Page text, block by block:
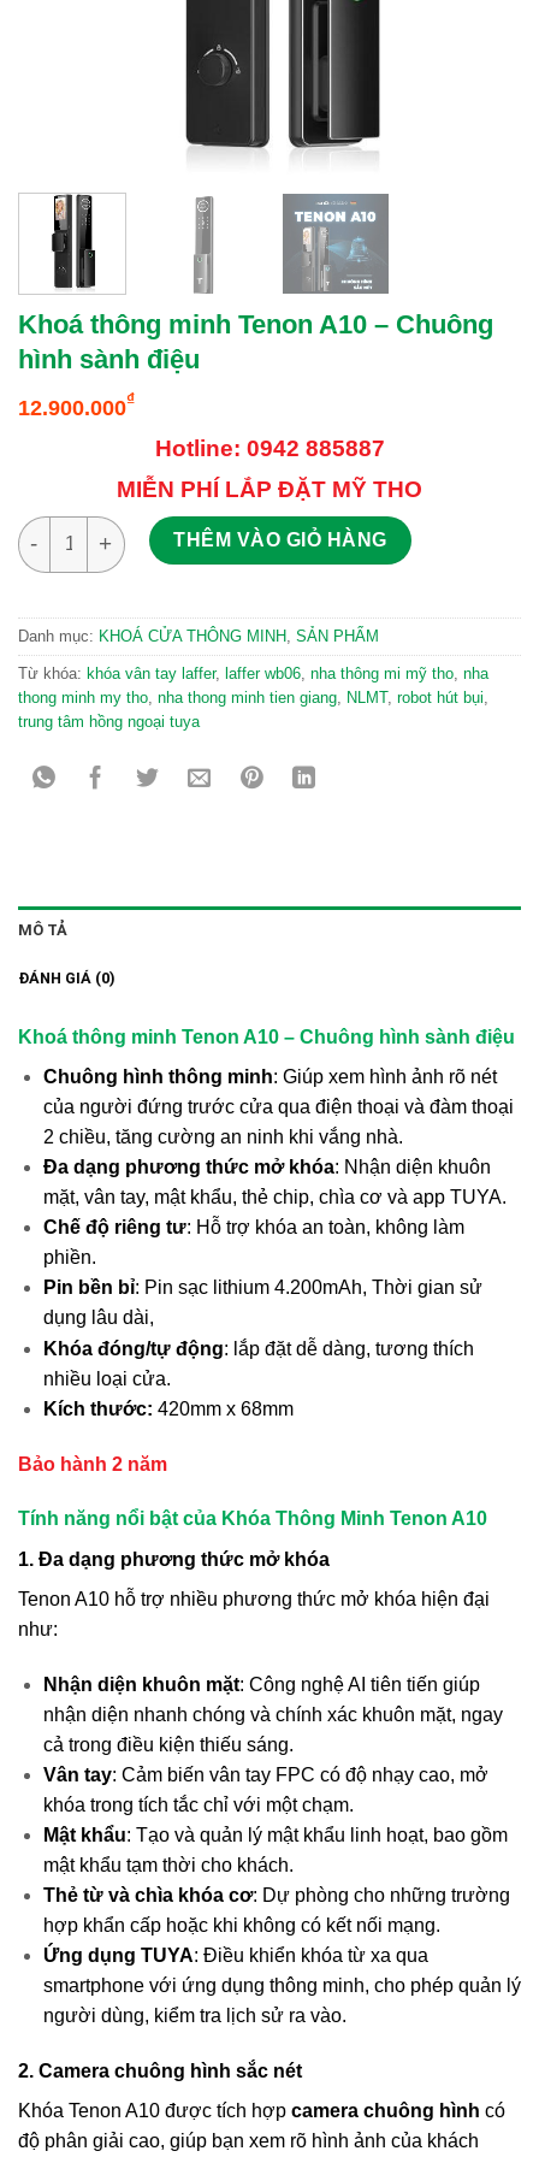
Khoá thông minh Tenon A10 – Chuông
hình sành điệu
12.900.000₫
Hotline: 0942 885887
MIỄN PHÍ LẮP ĐẶT MỸ THO
Khoá thông minh Tenon A10 – Chuông hình sành điệu số
THÊM VÀO GIỎ HÀNG
Danh mục: KHOÁ CỬA THÔNG MINH SẢN PHẨM
Từ khóa: khóa vân tay laffer, laffer wb06 nha thông mi mỹ tho nha
thong minh my tho nha thong minh tien giang NLMT, robot hút bụi
trung tâm hồng ngoại tuya
MÔ TẢ
ĐÁNH GIÁ (0)
Khoá thông minh Tenon A10 – Chuông hình sành điệu
Chuông hình thông minh: Giúp xem hình ảnh rõ nét
của người đứng trước cửa qua điện thoại và đàm thoại
2 chiều, tăng cường an ninh khi vắng nhà.
Đa dạng phương thức mở khóa: Nhận diện khuôn
mặt, vân tay, mật khẩu, thẻ chip, chìa cơ và app TUYA.
Chế độ riêng tư: Hỗ trợ khóa an toàn, không làm
phiền.
Pin bền bỉ: Pin sạc lithium 4.200mAh, Thời gian sử
dụng lâu dài,
Khóa đóng/tự động: lắp đặt dễ dàng, tương thích
nhiều loại cửa.
Kích thước: 420mm x 68mm
Bảo hành 2 năm
Tính năng nổi bật của Khóa Thông Minh Tenon A10
1. Đa dạng phương thức mở khóa
Tenon A10 hỗ trợ nhiều phương thức mở khóa hiện đại
như:
Nhận diện khuôn mặt: Công nghệ AI tiên tiến giúp
nhận diện nhanh chóng và chính xác khuôn mặt, ngay
cả trong điều kiện thiếu sáng.
Vân tay: Cảm biến vân tay FPC có độ nhạy cao, mở
khóa trong tích tắc chỉ với một chạm.
Mật khẩu: Tạo và quản lý mật khẩu linh hoạt, bao gồm
mật khẩu tạm thời cho khách.
Thẻ từ và chìa khóa cơ: Dự phòng cho những trường
hợp khẩn cấp hoặc khi không có kết nối mạng.
Ứng dụng TUYA: Điều khiển khóa từ xa qua
smartphone với ứng dụng thông minh, cho phép quản lý
người dùng, kiểm tra lịch sử ra vào.
2. Camera chuông hình sắc nét
Khóa Tenon A10 được tích hợp camera chuông hình có
độ phân giải cao, giúp bạn xem rõ hình ảnh của khách